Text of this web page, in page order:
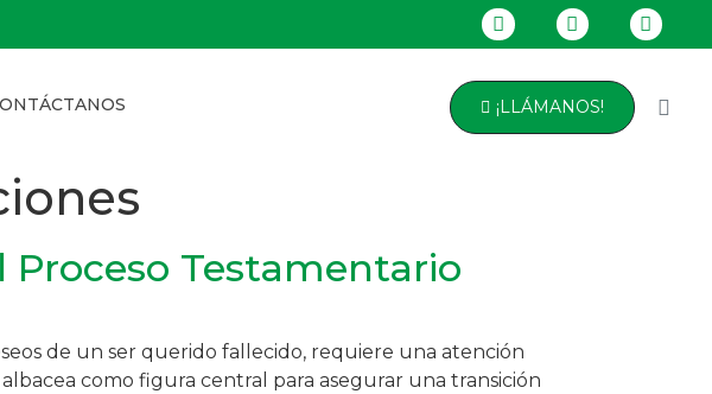
¡LLÁMANOS!
Testamentario
de un ser querido fallecido, requiere una atención
como figura central para asegurar una transición